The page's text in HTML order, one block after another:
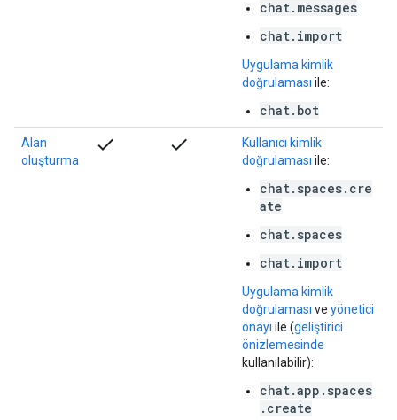
chat.messages
chat.import
Uygulama kimlik
doğrulaması ile:
chat.bot
Alan
oluşturma
check check
Kullanıcı kimlik
doğrulaması ile:
chat.spaces.cre
ate
chat.spaces
chat.import
Uygulama kimlik
doğrulaması ve yönetici
onayı ile (geliştirici
önizlemesinde
kullanılabilir):
chat.app.spaces
.create